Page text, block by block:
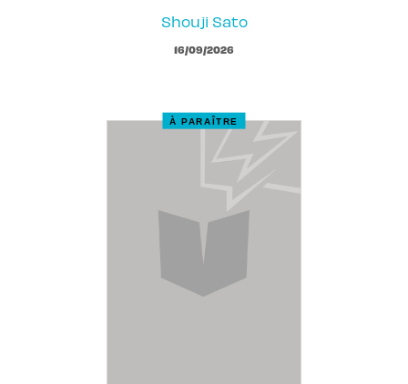
Shouji Sato
16/09/2026
À PARAÎTRE